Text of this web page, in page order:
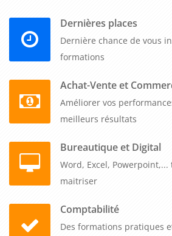
important pour les entreprises de se
sur ce thème pour maximiser leurs
croissance sur le marché.
Dernières places
Dernière chance de vous
formations
Achat-Vente et
Améliorer vos
meilleurs résultats
Bureautique et Digital
Word, Excel,
maitriser
Comptabilité
Des formations pratiques